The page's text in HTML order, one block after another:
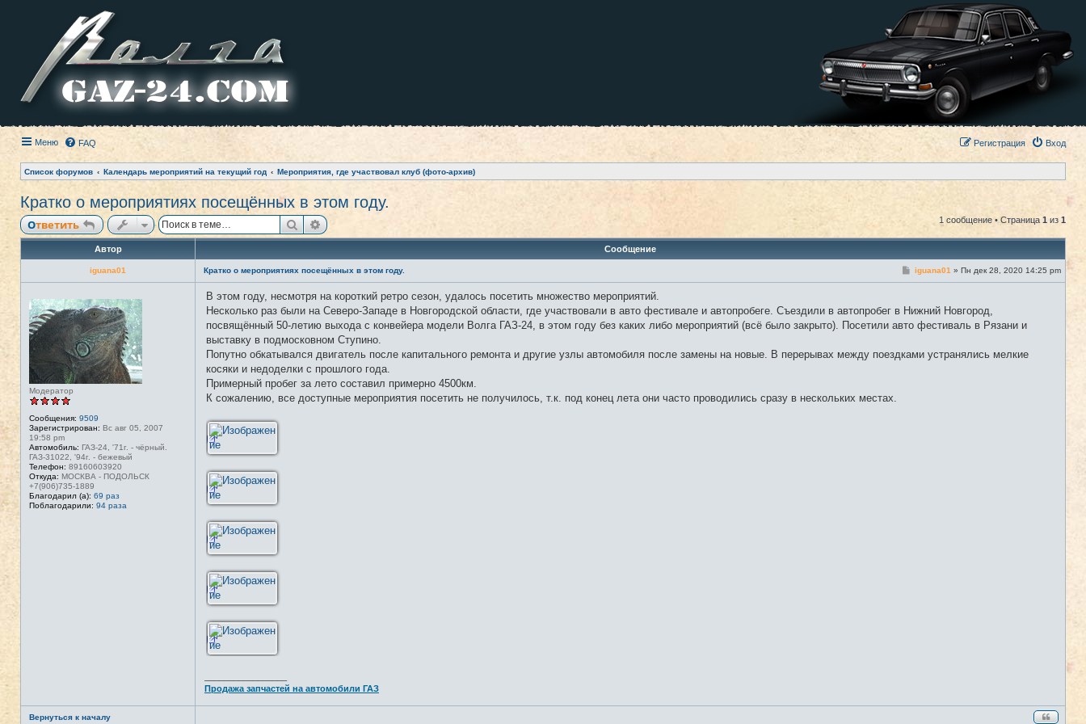
Меню FAQ Вход
Регистрация
Список форумов Календарь мероприятий на текущий год Мероприятия, где участвовал клуб (фото-архив)
Кратко о мероприятиях посещённых в этом году.
Ответить ПоискРасширенный поиск 1 сообщение • Страница 1 из 1
Автор Сообщение
iguana01
Н
е
в
с
е
и
Модератор
Сообщения: 9509
Зарегистрирован: Вс авг 05, 2007
19:58 pm
Автомобиль: ГАЗ-24, '71г. - чёрный.
ГАЗ-31022, '94г. - бежевый
Телефон: 89160603920
Откуда: МОСКВА - ПОДОЛЬСК
+7(906)735-1889
Благодарил (а): 69 раз
Поблагодарили: 94 раза
Кратко о мероприятиях посещённых в этом году. #1
С
щ
н
iguana01 » Пн дек 28, 2020 14:25 pm
В этом году, несмотря на короткий ретро сезон, удалось посетить множество мероприятий.
Несколько раз были на Северо-Западе в Новгородской области, где участвовали в авто фестивале и автопробеге. Съездили в автопробег в Нижний Новгород,
посвящённый 50-летию выхода с конвейера модели Волга ГАЗ-24, в этом году без каких либо мероприятий (всё было закрыто). Посетили авто фестиваль в Рязани и
выставку в подмосковном Ступино.
Попутно обкатывался двигатель после капитального ремонта и другие узлы автомобиля после замены на новые. В перерывах между поездками устранялись мелкие
косяки и недоделки с прошлого года.
Примерный пробег за лето составил примерно 4500км.
К сожалению, все доступные мероприятия посетить не получилось, т.к. под конец лета они часто проводились сразу в нескольких местах.
Продажа запчастей на автомобили ГАЗ
Вернуться к началу